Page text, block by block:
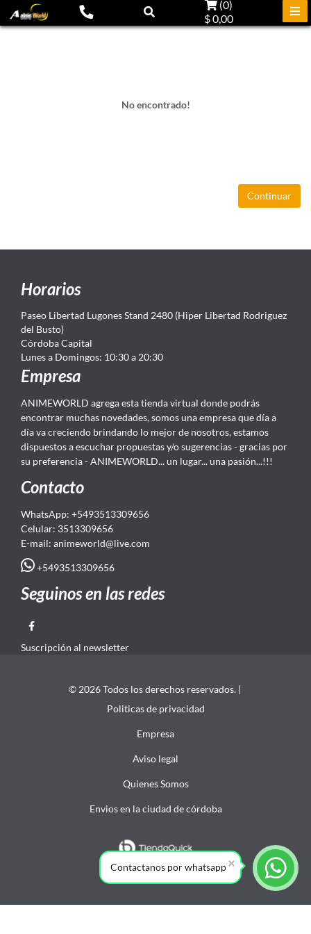
(0)
$ 0,00
No encontrado!
Continuar
Horarios
Paseo Libertad Lugones Stand 2480 (Hiper Libertad Rodriguez
del Busto)
Córdoba Capital
Lunes a Domingos: 10:30 a 20:30
Empresa
ANIMEWORLD agrega esta tienda virtual donde podrás
encontrar muchas novedades, somos una empresa que día a
día va creciendo brindando lo mejor de nosotros, estamos
dispuestos a escuchar propuestas y/o sugerencias - gracias por
su preferencia - ANIMEWORLD... un lugar... una pasión...!!!
Contacto
WhatsApp: +5493513309656
Celular: 3513309656
E-mail: animeworld@live.com
+5493513309656
Seguinos en las redes
Suscripción al newsletter
© 2026 Todos los derechos reservados. |
Politicas de privacidad
Empresa
Aviso legal
Quienes Somos
Envios en la ciudad de córdoba
Contactanos por whatsapp